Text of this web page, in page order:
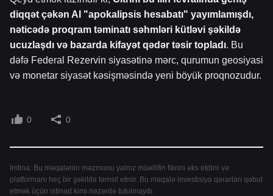
diqqət çəkən AI "apokalipsis hesabatı" yayımlamışdı,
nəticədə proqram təminatı səhmləri kütləvi şəkildə
ucuzlaşdı və bazarda kifayət qədər təsir topladı. Bu
dəfə Federal Rezervin siyasətinə mərc, qurumun geosiyasi
və monetar siyasət kəsişməsində yeni böyük proqnozudur.
0 0
İmtina: Bu məqalənin məzmunu yalnız müəllifin fikrini əks etdirir və
platformanı heç bir şəkildə təmsil etmir. Bu məqalə investisiya qərarları qəbul
etmək üçün istinad kimi nəzərdə tutulmayıb.